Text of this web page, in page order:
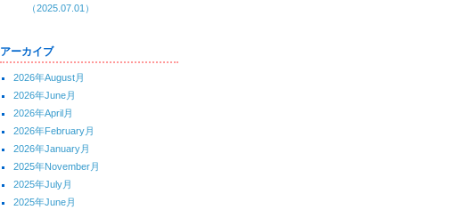
（2025.07.01）
アーカイブ
2026年August月
2026年June月
2026年April月
2026年February月
2026年January月
2025年November月
2025年July月
2025年June月